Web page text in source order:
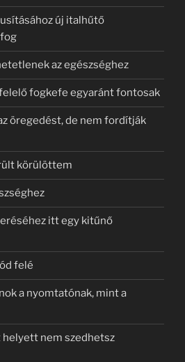
új italhűtő
az egészséghez
fogkefe egyaránt fontosak
öregedést, de nem fordítják
körülöttem
itt egy kitűnő
felé
a nyomtatónak, mint a
nem szedhetsz